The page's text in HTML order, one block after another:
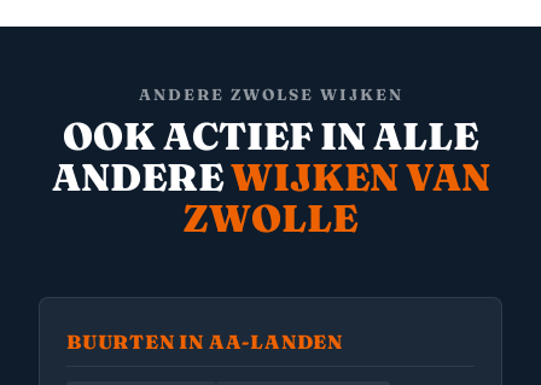
ANDERE ZWOLSE WIJKEN
OOK ACTIEF IN ALLE
ANDEREWIJKEN VAN
ZWOLLE
BUURTEN IN AA-LANDEN